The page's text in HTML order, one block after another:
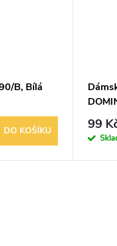
B, Bílá
DO KOŠÍKU 99